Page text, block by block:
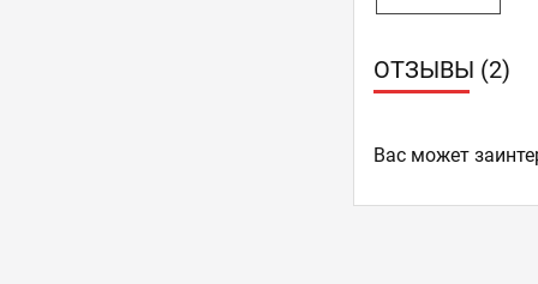
ОТЗЫВЫ (2)
Ваc может